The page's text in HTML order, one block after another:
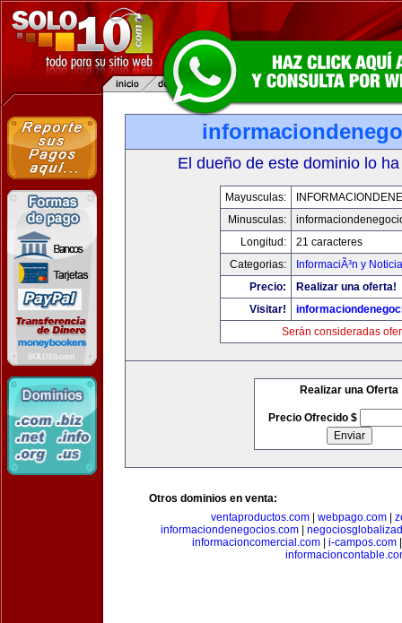
El dueño de este dominio lo
Mayusculas:
Minusculas:
Longitud:
21 caracteres
Categorias:
InformaciÃ³n y
Precio:
Realizar una oferta!
Visitar!
Serán consideradas
Realizar una Oferta
Precio Ofrecido $
Otros dominios en venta:
ventaproductos.com
webpago.com
informaciondenegocios.com|
informacioncomercial.com| i-campos.com